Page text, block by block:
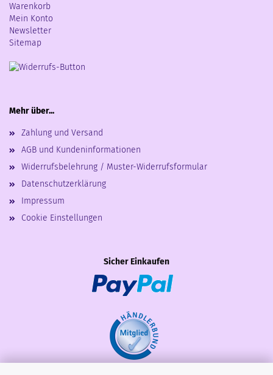
Warenkorb
Mein Konto
Newsletter
Sitemap
Mehr über...
Zahlung und Versand
AGB und Kundeninformationen
Widerrufsbelehrung / Muster-Widerrufsformular
Datenschutzerklärung
Impressum
Cookie Einstellungen
Sicher Einkaufen